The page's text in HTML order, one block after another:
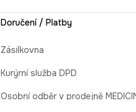
Doručení / Platby
Zásilkovna
Kurýrní služba DPD
Osobní odběr v prodejně